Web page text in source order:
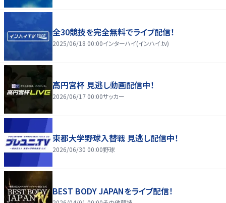
全30競技を完全無料でライブ配信！
2025/06/18 00:00インターハイ(インハイ.tv)
高円宮杯 見逃し動画配信中！
2026/06/17 00:00サッカー
東都大学野球入替戦 見逃し配信中！
2026/06/30 00:00野球
BEST BODY JAPANをライブ配信！